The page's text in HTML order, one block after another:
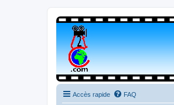
Accès rapide FAQ